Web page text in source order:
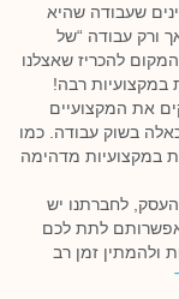
שעבודה שהיא
ורק עבודה “של
להכריז שאצלנו
במקצועיות רבה!
את המקצועיים
בשוק עבודה. כמו
במקצועיות מדהימה
לחברתנו יש
לתת לכם
ולהמתין זמן רב